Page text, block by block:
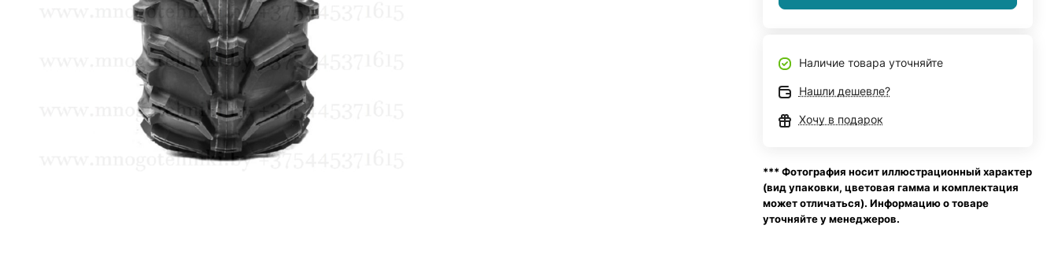
Наличие товара уточняйте
Нашли дешевле?
Хочу в подарок
*** Фотография носит иллюстрационный характер
(вид упаковки, цветовая гамма и комплектация
может отличаться). Информацию о товаре
уточняйте у менеджеров.